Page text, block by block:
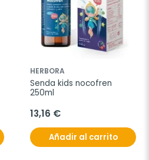
HERBORA
Senda kids nocofren
250ml
13,16 €
Añadir al carrito